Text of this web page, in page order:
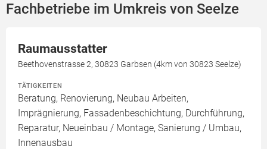
Fachbetriebe im Umkreis von Seelze
Raumausstatter
Beethovenstrasse 2, 30823 Garbsen (4km von 30823 Seelze)
TÄTIGKEITEN
Beratung, Renovierung, Neubau Arbeiten,
Imprägnierung, Fassadenbeschichtung, Durchführung,
Reparatur, Neueinbau / Montage, Sanierung / Umbau,
Innenausbau